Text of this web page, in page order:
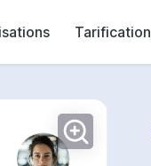
Tarification